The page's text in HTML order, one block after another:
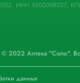
ИНН 5202008227;
© 2022 Аптека "Соло".
данных